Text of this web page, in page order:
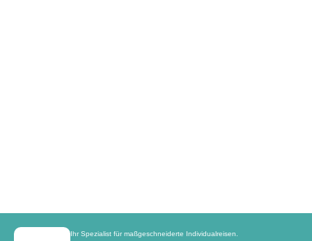
Ihr Spezialist für maßgeschneiderte Individualreisen.